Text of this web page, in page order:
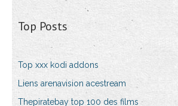
Top Posts
Top xxx kodi addons
Liens arenavision acestream
Thepiratebay top 100 des films